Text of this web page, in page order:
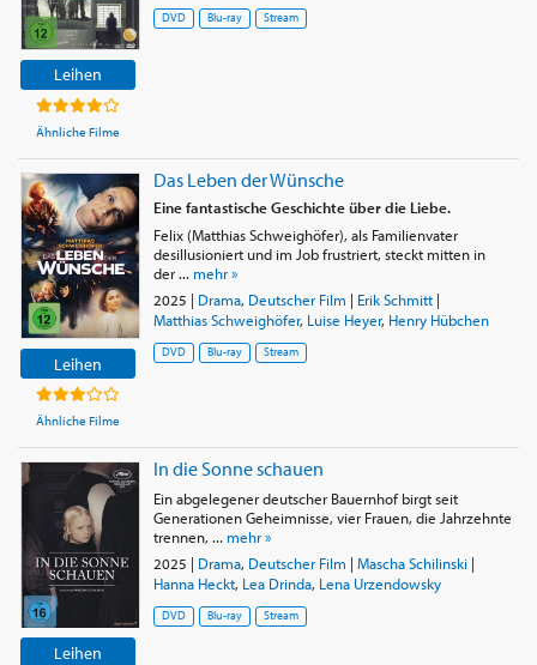
Leihen
Ähnliche Filme
DVD Blu-ray Stream
Leihen
Ähnliche Filme
Das Leben der Wünsche
Eine fantastische Geschichte über die Liebe.
Felix (Matthias Schweighöfer), als Familienvater
desillusioniert und im Job frustriert, steckt mitten in
der ... mehr »
2025 | Drama, Deutscher Film | Erik Schmitt|
Matthias Schweighöfer, Luise Heyer, Henry Hübchen
DVD Blu-ray Stream
Leihen
In die Sonne schauen
Ein abgelegener deutscher Bauernhof birgt seit
Generationen Geheimnisse, vier Frauen, die Jahrzehnte
trennen, ... mehr »
2025 | Drama, Deutscher Film | Mascha Schilinski|
Hanna Heckt, Lea Drinda, Lena Urzendowsky
DVD Blu-ray Stream